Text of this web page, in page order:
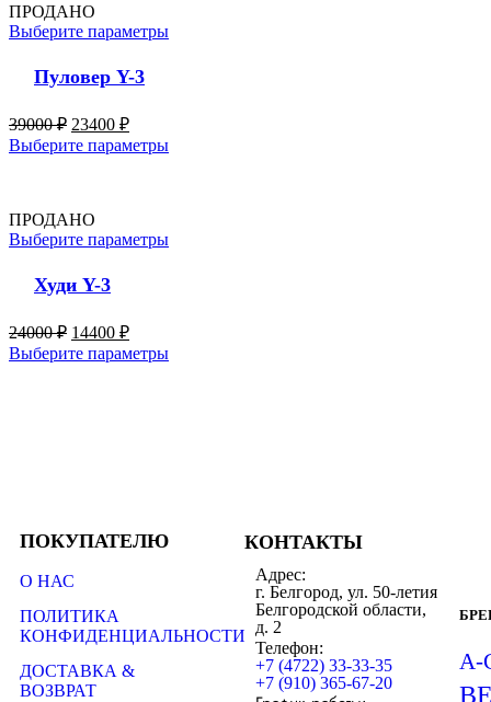
ПРОДАНО
Выберите параметры
Пуловер Y-3
39000₽ 23400 ₽
Выберите параметры
ПРОДАНО
Выберите параметры
Худи Y-3
24000₽ 14400 ₽
Выберите параметры
ПОКУПАТЕЛЮ
О НАС
ПОЛИТИКА
КОНФИДЕНЦИАЛЬНОСТИ
ДОСТАВКА &
ВОЗВРАТ
КОНТАКТЫ
Адрес:
г. Белгород, ул. 50-летия
Белгородской области,
д. 2
Телефон:
+7 (4722) 33-33-35
+7 (910) 365-67-20
A-